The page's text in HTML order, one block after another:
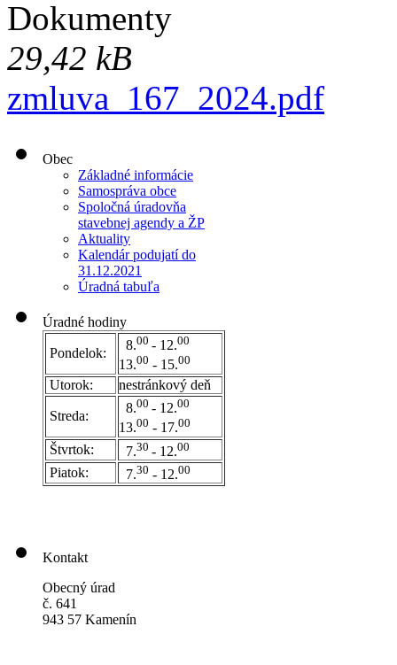
Dokumenty
29,42 kB
zmluva_167_2024.pdf
Obec
Základné informácie
Samospráva obce
Spoločná úradovňa
stavebnej agendy a ŽP
Aktuality
Kalendár podujatí do
31.12.2021
Úradná tabuľa
Úradné hodiny
Pondelok:
8.00 - 12.00
13.00 - 15.00
Utorok: nestránkový deň
Streda:
8.00 - 12.00
13.00 - 17.00
Štvrtok: 7.30 - 12.00
Piatok: 7.30 - 12.00
Kontakt
Obecný úrad
č. 641
943 57 Kamenín